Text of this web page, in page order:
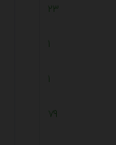
23
1
1
79